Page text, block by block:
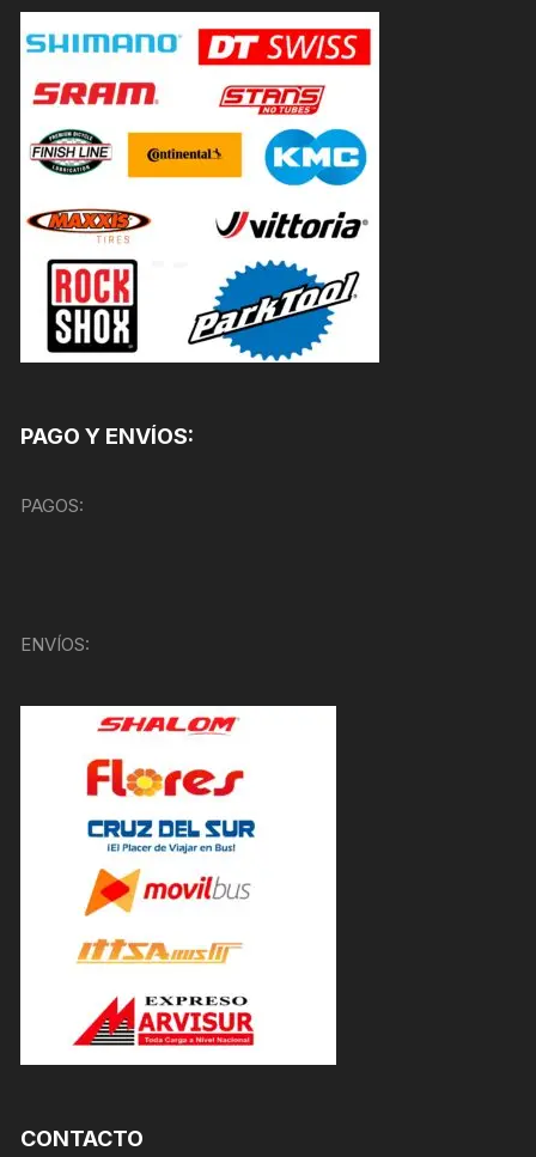
PAGO Y ENVÍOS:
PAGOS:
ENVÍOS:
CONTACTO